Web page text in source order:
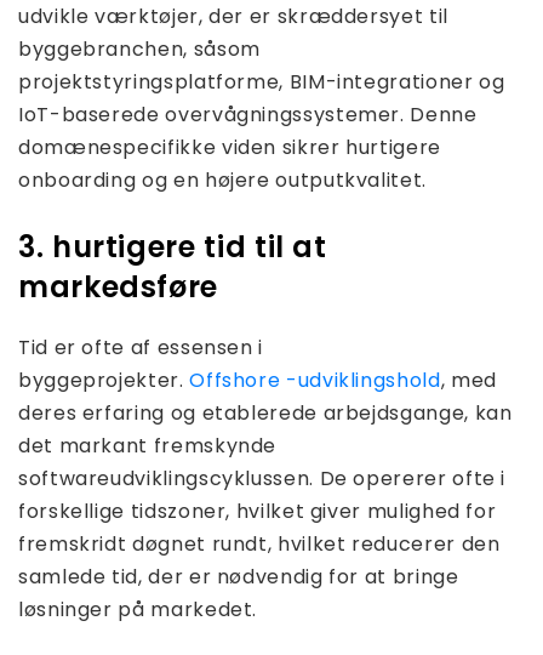
udvikle værktøjer, der er skræddersyet til
byggebranchen, såsom
projektstyringsplatforme, BIM-integrationer og
IoT-baserede overvågningssystemer. Denne
domænespecifikke viden sikrer hurtigere
onboarding og en højere outputkvalitet.
3. hurtigere tid til at
markedsføre
Tid er ofte af essensen i
byggeprojekter.Offshore -udviklingshold, med
deres erfaring og etablerede arbejdsgange, kan
det markant fremskynde
softwareudviklingscyklussen. De opererer ofte i
forskellige tidszoner, hvilket giver mulighed for
fremskridt døgnet rundt, hvilket reducerer den
samlede tid, der er nødvendig for at bringe
løsninger på markedet.